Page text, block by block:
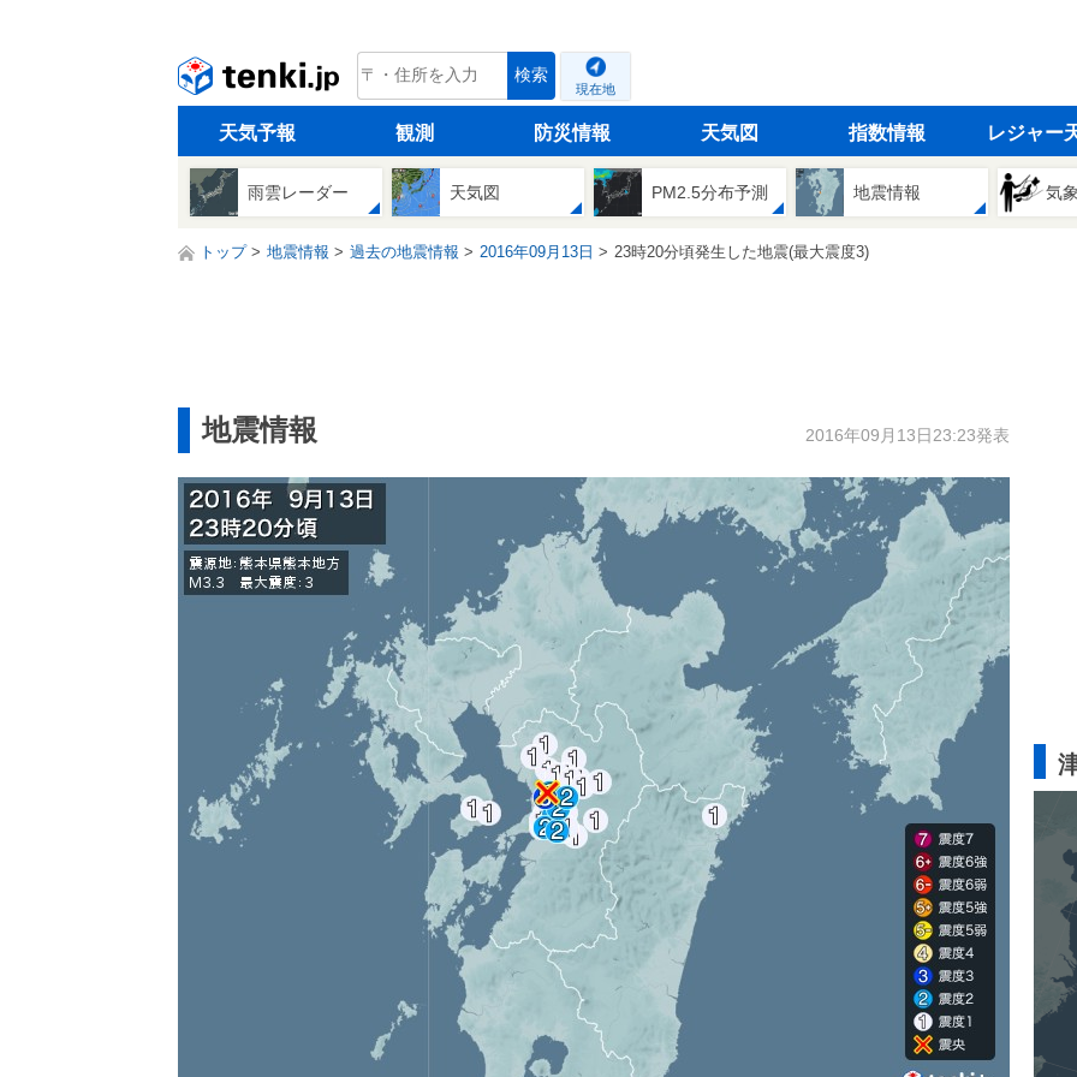
tenki.jp 検索
現在地
天気予報 観測 防災情報 天気図 指数情報 レジャー
雨雲レーダー 天気図 PM2.5分布予測 地震情報 気
トップ 地震情報 過去の地震情報 2016年09月13日 23時20分頃発生した地震(最大震度3)
地震情報 2016年09月13日23:23発表